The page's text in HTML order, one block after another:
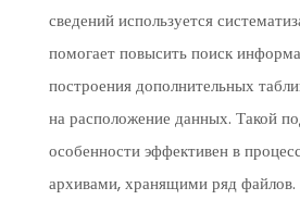
сведений используется
помогает повысить поиск
построения дополнительных
на расположение данных. Такой
особенности эффективен в
архивами, хранящими ряд файлов.